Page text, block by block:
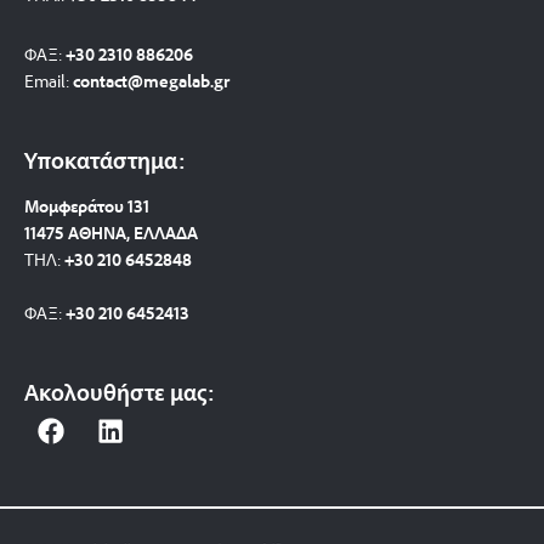
ΦΑΞ:+30 2310 886206
Email:contact@megalab.gr
Υποκατάστημα:
Μομφεράτου 131
11475 ΑΘΗΝΑ, ΕΛΛΑΔΑ
ΤΗΛ:+30 210 6452848
ΦΑΞ:+30 210 6452413
Ακολουθήστε μας:
F
e
L
k